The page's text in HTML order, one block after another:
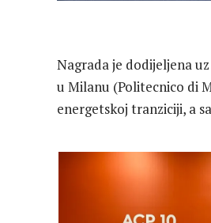
Nagrada je dodijeljena
u Milanu (Politecnico di
energetskoj tranziciji, a